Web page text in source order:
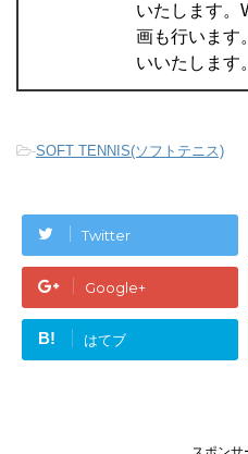
いたします。
画も行います
いいたします。
-SOFT TENNIS(ソフトテニス)
Twitter
Google+
B! はてブ